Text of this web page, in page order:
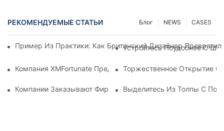
РЕКОМЕНДУЕМЫЕ СТАТЬИ CASES
NEWS
Блог
Пример Из Практики: Как Британский Дизайнер
Устройтесь Поудобнее С
Компания XMFortunate Представляет Новую Весенне-
Торжественное Открытие
Компании Заказывают Фирменные Головные Уборы Для
Выделитесь Из Толпы С